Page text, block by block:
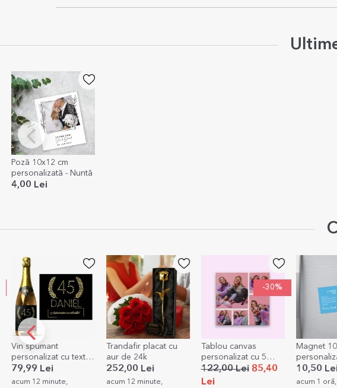
Poză 10x12 cm
personalizată - Nuntă
4,00 Lei
Vin spumant
personalizat cu text
pentru zi de naștere -
Gold
79,99 Lei
acum 12 minute,
Trandafir placat cu
aur de 24k
252,00 Lei
acum 12 minute,
-30%
Tablou canvas
personalizat cu 5
poze
122,00 Lei85,40
Lei
Magnet
poză și
de botez
10,50 Lei
acum 1